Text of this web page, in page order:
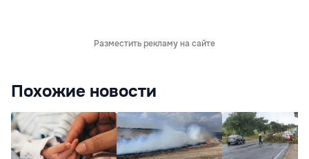
Разместить рекламу на сайте
Похожие новости